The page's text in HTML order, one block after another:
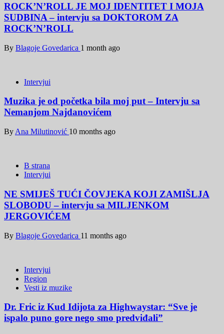
ROCK’N’ROLL JE MOJ IDENTITET I MOJA
SUDBINA – intervju sa DOKTOROM ZA
ROCK’N’ROLL
By Blagoje Govedarica 1 month ago
Intervjui
Muzika je od početka bila moj put – Intervju sa
Nemanjom Najdanovićem
By Ana Milutinović 10 months ago
B strana
Intervjui
NE SMIJEŠ TUĆI ČOVJEKA KOJI ZAMIŠLJA
SLOBODU – intervju sa MILJENKOM
JERGOVIĆEM
By Blagoje Govedarica 11 months ago
Intervjui
Region
Vesti iz muzike
Dr. Fric iz Kud Idijota za Highwaystar: “Sve je
ispalo puno gore nego smo predviđali”